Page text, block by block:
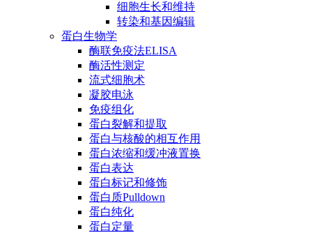
细胞生长和维持
转染和基因编辑
蛋白生物学
酶联免疫法ELISA
酶活性测定
流式细胞术
凝胶电泳
免疫组化
蛋白裂解和提取
蛋白与核酸的相互作用
蛋白浓缩和缓冲液置换
蛋白表达
蛋白标记和修饰
蛋白质Pulldown
蛋白纯化
蛋白定量